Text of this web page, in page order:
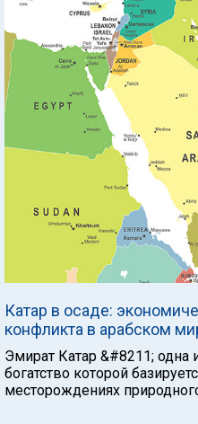
Катар в осаде:
конфликта в арабском
Эмират Катар &#8211; одна
богатство которой
месторождениях